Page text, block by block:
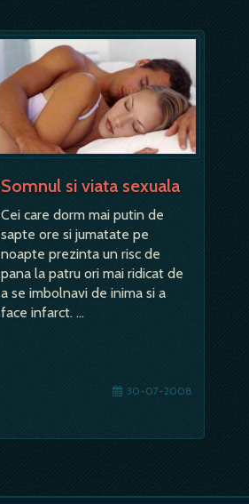
Somnul si viata sexuala
Cei care dorm mai putin de
sapte ore si jumatate pe
noapte prezinta un risc de
pana la patru ori mai ridicat de
a se imbolnavi de inima si a
face infarct. …
30-07-2008